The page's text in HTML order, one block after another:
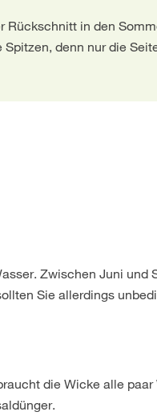
Rückschnitt in den
Spitzen, denn nur die
Zwischen Juni
Sie allerdings
die Wicke alle